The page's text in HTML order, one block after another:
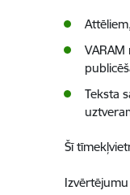
Teksta
Šī